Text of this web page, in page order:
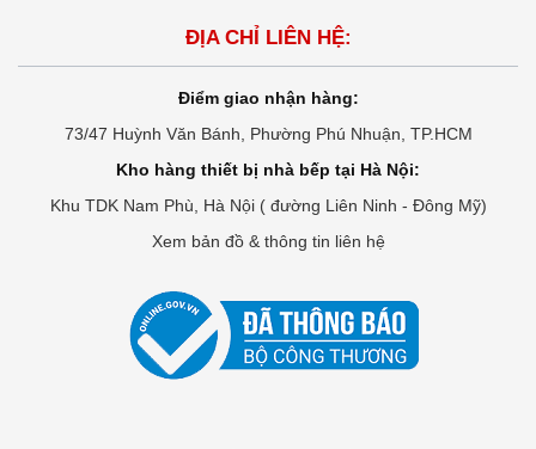
ĐỊA CHỈ LIÊN HỆ:
Điểm giao nhận hàng:
73/47 Huỳnh Văn Bánh, Phường Phú Nhuận, TP.HCM
Kho hàng thiết bị nhà bếp tại Hà Nội:
Khu TDK Nam Phù, Hà Nội ( đường Liên Ninh - Đông Mỹ)
Xem bản đồ & thông tin liên hệ